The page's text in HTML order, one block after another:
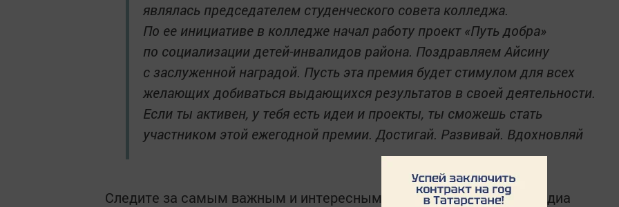
являлась председателем студенческого совета колледжа.
По ее инициативе в колледже начал работу проект «Путь добра»
по социализации детей-инвалидов района. Поздравляем Айсину
с заслуженной наградой. Пусть эта премия будет стимулом для всех
желающих добиваться выдающихся результатов в своей деятельности.
Если ты активен, у тебя есть идеи и проекты, ты сможешь стать
участником этой ежегодной премии. Достигай. Развивай. Вдохновляй
Следите за самым важным и интересным в Telegram-каналеТатмедиа